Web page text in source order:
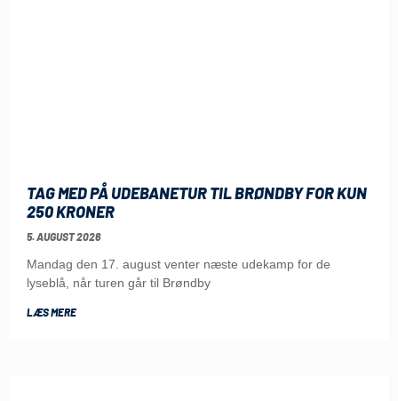
TAG MED PÅ UDEBANETUR TIL BRØNDBY FOR KUN
250 KRONER
5. AUGUST 2026
Mandag den 17. august venter næste udekamp for de
lyseblå, når turen går til Brøndby
LÆS MERE